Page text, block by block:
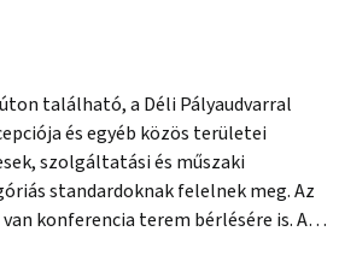
található, a Déli Pályaudvarral
és egyéb közös területei
szolgáltatási és műszaki
standardoknak felelnek meg. Az
konferencia terem bérlésére is. Az
mind gépjárművel egyaránt